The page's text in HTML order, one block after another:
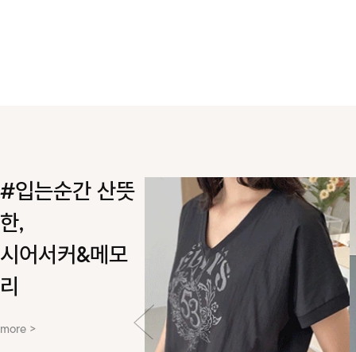
#입는순간 산뜻
한,
시어서커&메모
리
more >